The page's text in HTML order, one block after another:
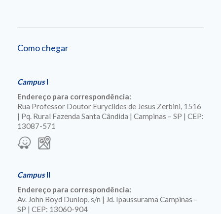
Como chegar
CampusI
Endereço para correspondência:
Rua Professor Doutor Euryclides de Jesus Zerbini, 1516
| Pq. Rural Fazenda Santa Cândida | Campinas – SP | CEP:
13087-571
CampusII
Endereço para correspondência:
Av. John Boyd Dunlop, s/n | Jd. Ipaussurama Campinas –
SP | CEP: 13060-904